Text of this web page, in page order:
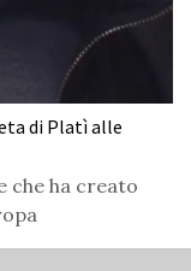
di Platì alle
che ha creato